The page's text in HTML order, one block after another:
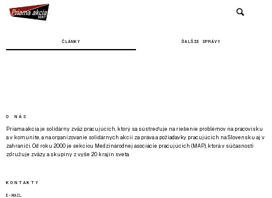
ČLÁNKY ĎALŠIE SPRÁVY
O NÁS
Priama akcia je solidárny zväz pracujúcich, ktorý sa sústreďuje na riešenie problémov na pracovisku
a v komunite, a na organizovanie solidárnych akcií za práva a požiadavky pracujúcich na Slovensku aj v
zahraničí. Od roku 2000 je sekciou Medzinárodnej asociácie pracujúcich (MAP), ktorá v súčasnosti
združuje zväzy a skupiny z vyše 20 krajín sveta.
KONTAKTY
E-MAIL